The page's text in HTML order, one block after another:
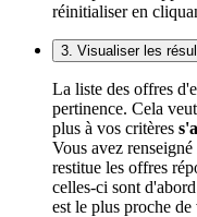
réinitialiser en
3. Visualiser les
La liste des offres
pertinence. Cela
plus à vos critères
Vous avez
restitue les offres
celles-ci sont
est le plus proche de